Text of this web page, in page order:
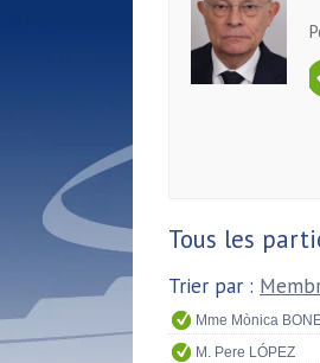
Tous les
Trier par :
Mme Mònica
M. Pere LÓPEZ